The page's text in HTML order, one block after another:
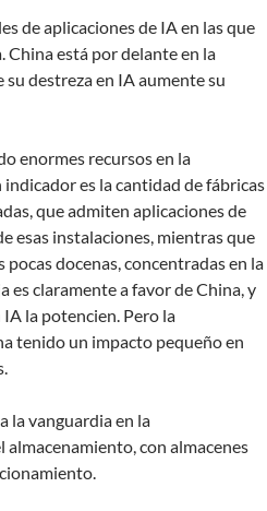
de aplicaciones de IA en las que
China está por delante en la
destreza en IA aumente su
enormes recursos en la
es la cantidad de fábricas
que admiten aplicaciones de
esas instalaciones, mientras que
docenas, concentradas en la
claramente a favor de China, y
la potencien. Pero la
tenido un impacto pequeño en
la vanguardia en la
con almacenes